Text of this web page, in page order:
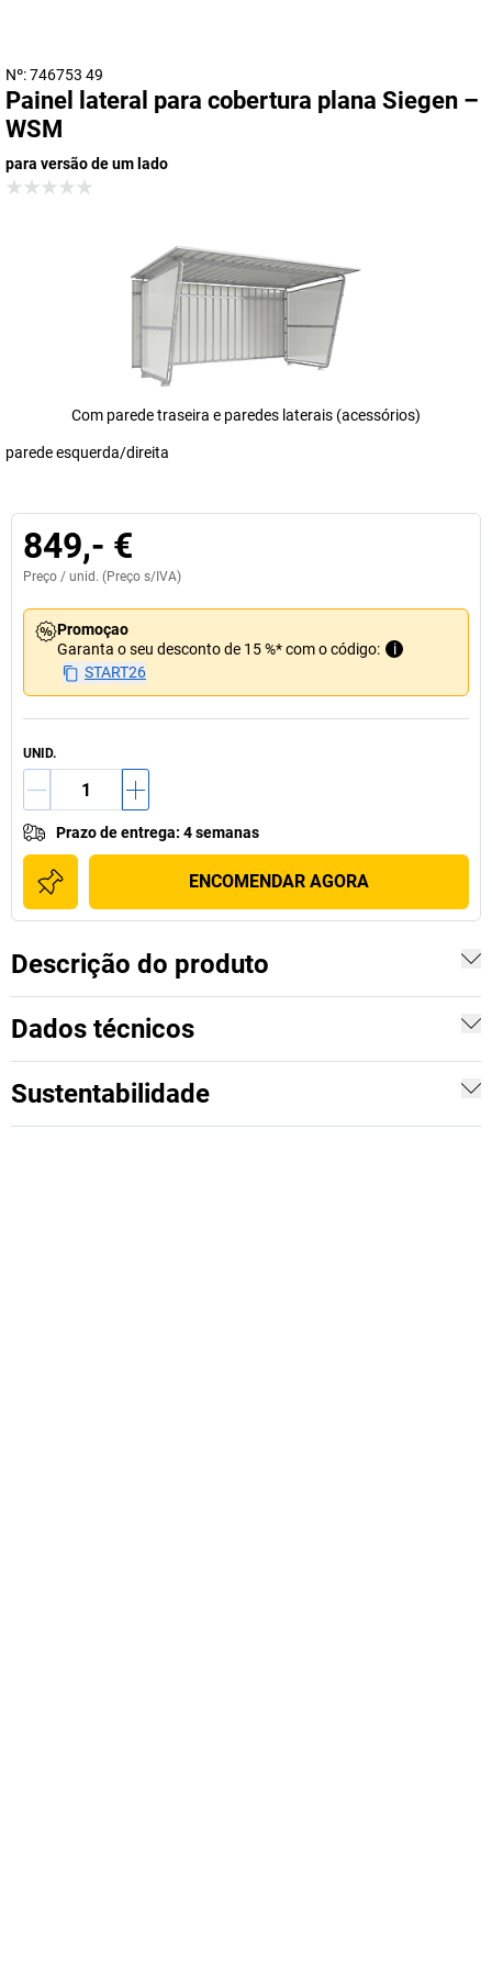
Nº: 746753 49
Painel lateral para cobertura plana Siegen –
WSM
para versão de um lado
Com parede traseira e paredes laterais (acessórios)
parede esquerda/direita
849,- €
Preço / unid. (Preço s/IVA)
Promoçao
Garanta o seu desconto de 15 %* com o código:
i
START26
UNID.
Prazo de entrega: 4 semanas
ENCOMENDAR AGORA
Descrição do produto
Dados técnicos
Sustentabilidade